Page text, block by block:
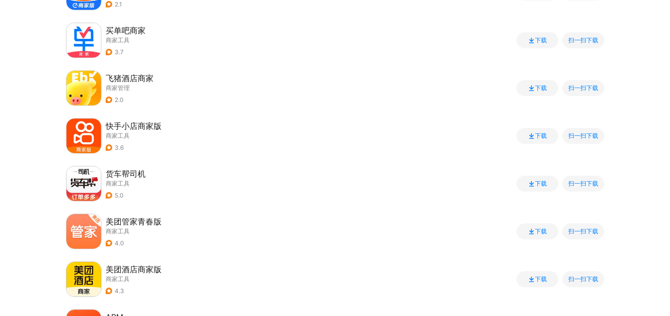
2.1
买单吧商家
商家工具
3.7
下载 扫一扫下载
飞猪酒店商家
商家管理
2.0
下载 扫一扫下载
快手小店商家版
商家工具
3.6
下载 扫一扫下载
货车帮司机
商家工具
5.0
下载 扫一扫下载
美团管家青春版
商家工具
4.0
下载 扫一扫下载
美团酒店商家版
商家工具
4.3
下载 扫一扫下载